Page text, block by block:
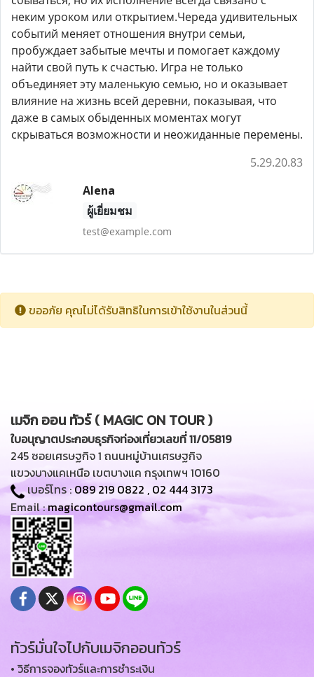
неким уроком или открытием.Череда удивительных
событий меняет отношения внутри семьи,
пробуждает забытые мечты и помогает каждому
найти свой путь к счастью. Игра не только
объединяет эту маленькую семью, но и оказывает
влияние на жизнь всей деревни, показывая, что
даже в самых обыденных моментах могут
скрываться возможности и неожиданные перемены.
5.29.20.83
Alena
ผู้เยี่ยมชม
test@example.com
ขออภัย คุณไม่ได้รับสิทธิในการเข้าใช้งานในส่วนนี้
เมจิก ออน ทัวร์ ( MAGIC ON TOUR )
ใบอนุญาตประกอบธุรกิจท่องเที่ยวเลขที่ 11/05819
245 ซอยเศรษฐกิจ 1 ถนนหมู่บ้านเศรษฐกิจ
แขวงบางแคเหนือ เขตบางแค กรุงเทพฯ 10160
เบอร์โทร :089 219 0822 , 02 444 3173
Email :magicontours@gmail.com
ทัวร์มั่นใจไปกับเมจิกออนทัวร์
• วิธีการจองทัวร์และการชำระเงิน